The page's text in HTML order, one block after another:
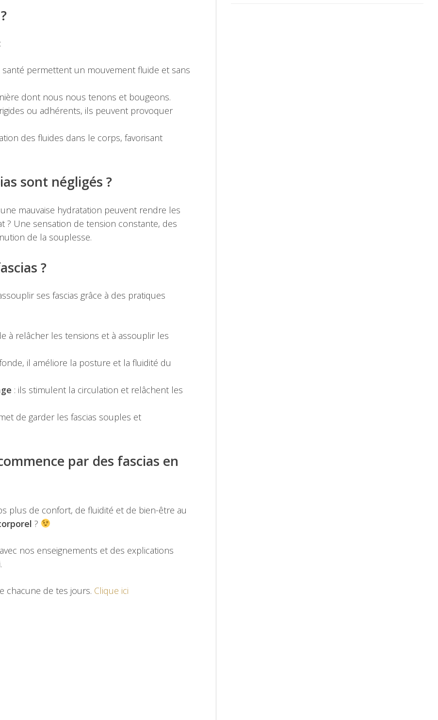
santé permettent un mouvement fluide et sans
dont nous nous tenons et bougeons.
ou adhérents, ils peuvent provoquer
des fluides dans le corps, favorisant
sont négligés ?
mauvaise hydratation peuvent rendre les
? Une sensation de tension constante, des
de la souplesse.
?
ses fascias grâce à des pratiques
à relâcher les tensions et à assouplir les
il améliore la posture et la fluidité du
: ils stimulent la circulation et relâchent les
de garder les fascias souples et
par des fascias en
plus de confort, de fluidité et de bien-être au
?
nos enseignements et des explications
chacune de tes jours. Clique ici